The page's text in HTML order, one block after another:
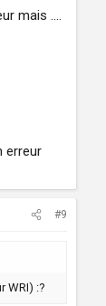
mais ....
erreur
#9
WRI) :?